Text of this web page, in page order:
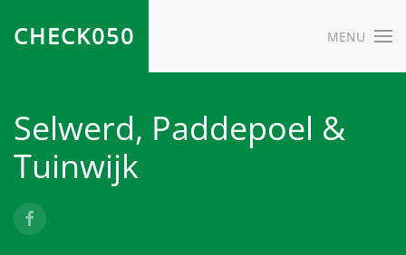
CHECK050 MENU
Selwerd, Paddepoel &
Tuinwijk